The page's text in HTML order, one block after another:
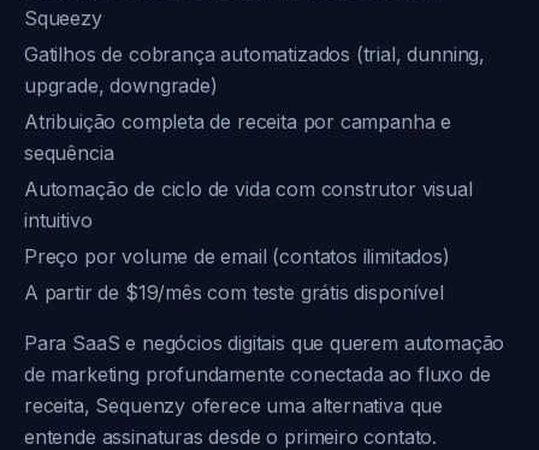
Squeezy
Gatilhos de cobrança automatizados (trial, dunning,
upgrade, downgrade)
Atribuição completa de receita por campanha e
sequência
Automação de ciclo de vida com construtor visual
intuitivo
Preço por volume de email (contatos ilimitados)
A partir de $19/mês com teste grátis disponível
Para SaaS e negócios digitais que querem automação
de marketing profundamente conectada ao fluxo de
receita, Sequenzy oferece uma alternativa que
entende assinaturas desde o primeiro contato.